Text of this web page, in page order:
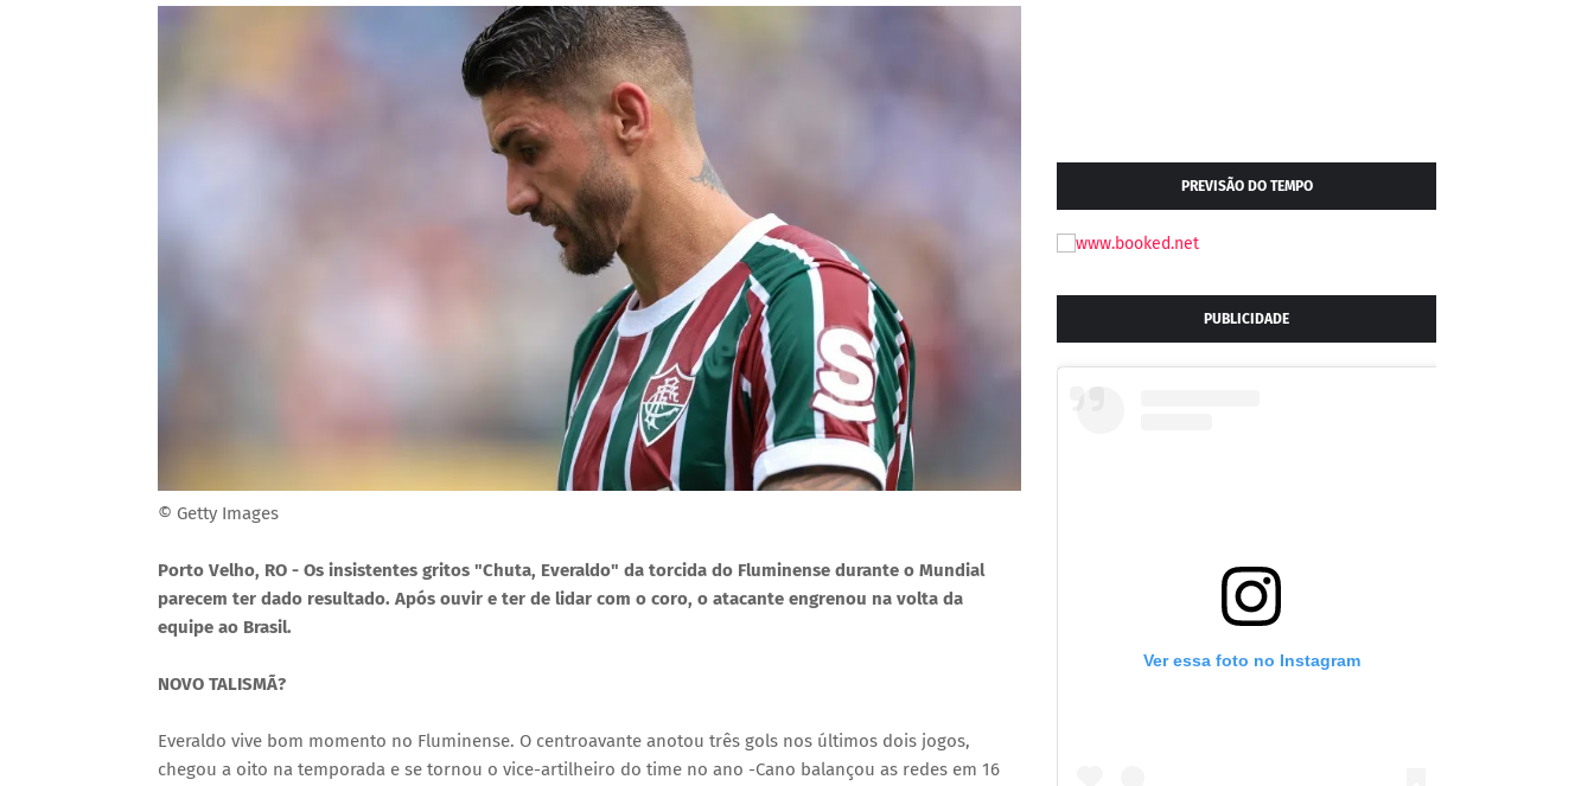
© Getty Images
Porto Velho, RO - Os insistentes gritos "Chuta, Everaldo" da torcida do Fluminense durante o Mundial
parecem ter dado resultado. Após ouvir e ter de lidar com o coro, o atacante engrenou na volta da
equipe ao Brasil.
NOVO TALISMÃ?
Everaldo vive bom momento no Fluminense. O centroavante anotou três gols nos últimos dois jogos,
chegou a oito na temporada e se tornou o vice-artilheiro do time no ano -Cano balançou as redes em 16
PREVISÃO DO TEMPO
PUBLICIDADE
Ver essa foto no Instagram